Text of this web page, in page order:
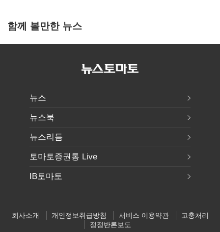
함께 볼만한 뉴스
뉴스
뉴스북
뉴스리듬
토마토증권통 Live
IB토마토
회사소개 개인정보취급방침 서비스 이용약관
고충처리
정정반론보도